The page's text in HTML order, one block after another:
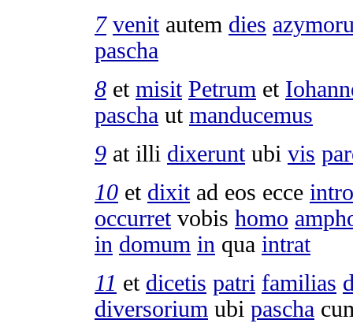
7 venitautem dies
pascha
8 et misit Petrum et
pascha ut manducemus
9 at illi dixeruntubi vis
10 et dixitad eos ecce
occurretvobis homo
in domum in qua intrat
11 et dicetis patri familias
diversorium ubi pascha